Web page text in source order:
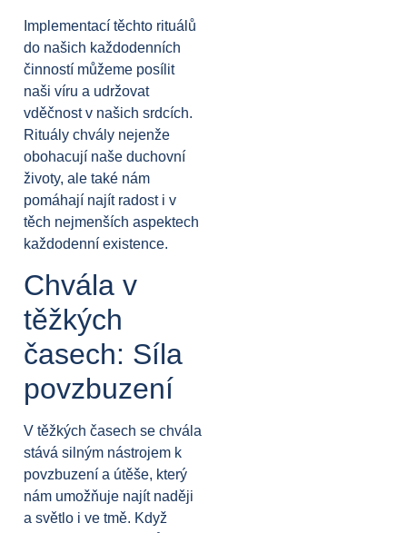
Implementací těchto rituálů
do našich každodenních
činností můžeme posílit
naši víru a udržovat
vděčnost v našich srdcích.
Rituály chvály nejenže
obohacují naše duchovní
životy, ale také nám
pomáhají najít radost i v
těch nejmenších aspektech
každodenní existence.
Chvála v
těžkých
časech: Síla
povzbuzení
V těžkých časech se chvála
stává silným nástrojem k
povzbuzení a útěše, který
nám umožňuje najít naději
a světlo i ve tmě. Když